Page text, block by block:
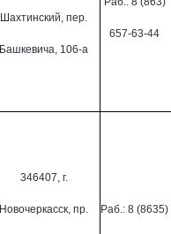
Шахтинский, пер.
Башкевича, 106-а
657-63-44
346407, г.
Новочеркасск, пр. Раб.: 8 (8635)